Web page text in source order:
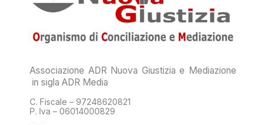
Associazione ADR Nuova Giustizia e Mediazione
in sigla ADR Media
C. Fiscale – 97248620821
P. Iva – 06014000829